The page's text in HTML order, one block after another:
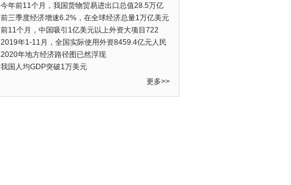
经济支柱产业
今年前11个月，我国货物贸易进出口总值28.5万亿
元人民币，比去年同期增长2.4%
前三季度经济增速6.2%，在全球经济总量1万亿美元
以上的经济体中增速最快
前11个月，中国吸引1亿美元以上外资大项目722
个，增长15.5%
2019年1-11月，全国实际使用外资8459.4亿元人民
币，同比增长6.0%
2020年地方经济路径图已然浮现
我国人均GDP突破1万美元
更多>>